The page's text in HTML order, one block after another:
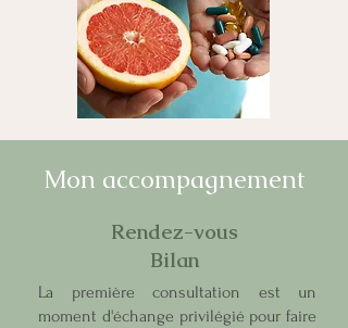
Mon accompagnement
Rendez-vous
Bilan
La première consultation est un
moment d'échange privilégié pour faire